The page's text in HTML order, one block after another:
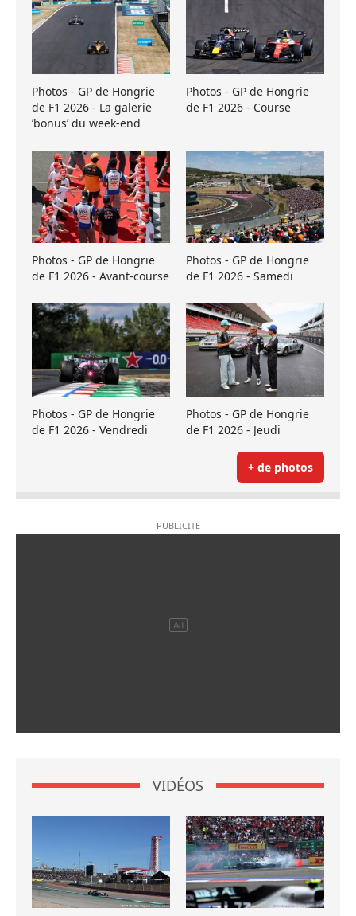
Photos - GP de Hongrie
de F1 2026 - La galerie
’bonus’ du week-end
Photos - GP de Hongrie
de F1 2026 - Course
Photos - GP de Hongrie
de F1 2026 - Avant-course
Photos - GP de Hongrie
de F1 2026 - Samedi
Photos - GP de Hongrie
de F1 2026 - Vendredi
Photos - GP de Hongrie
de F1 2026 - Jeudi
+ de photos
VIDÉOS